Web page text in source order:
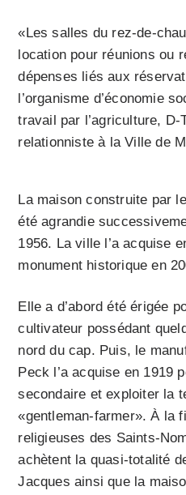
«Les salles du rez-de-
location pour réunions ou
dépenses liés aux
l’organisme d’économie
travail par l’agriculture,
relationniste à la Ville de
La maison construite par
été agrandie
1956. La ville l’a acquise
monument historique en
Elle a d’abord été érigée
cultivateur possédant
nord du cap. Puis, le
Peck l’a acquise en 1919
secondaire et exploiter la
«gentleman-farmer». À la
religieuses des Saints-
achètent la quasi-totalité
Jacques ainsi que la